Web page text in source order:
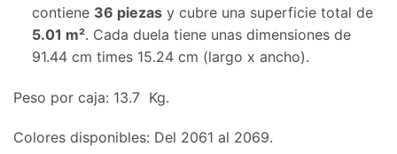
contiene 36 piezasy cubre una superficie total de
5.01 m². Cada duela tiene unas dimensiones de
91.44 cm times 15.24 cm (largo x ancho).
Peso por caja: 13.7 Kg.
Colores disponibles: Del 2061 al 2069.